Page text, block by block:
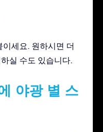
세요. 원하시면 더
실 수도 있습니다.
야광 별 스